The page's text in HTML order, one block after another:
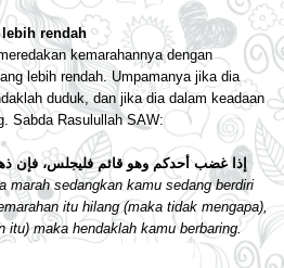
rendah
kemarahannya dengan
lebih rendah. Umpamanya jika dia
duduk, dan jika dia dalam keadaan
Sabda Rasulullah SAW:
إذا غضب أحدكم وهو قائم فليجلس، فإن
marah sedangkan kamu sedang berdiri
itu hilang (maka tidak mengapa),
itu) maka hendaklah kamu berbaring.